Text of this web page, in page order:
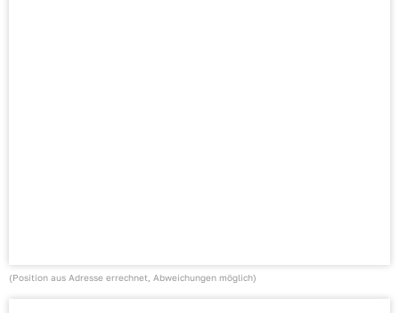
(Position aus Adresse errechnet, Abweichungen möglich)